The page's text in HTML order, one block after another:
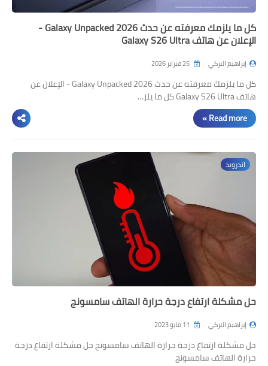
كل ما يلزمك معرفته عن حدث Galaxy Unpacked 2026 -
الإعلان عن هاتف Galaxy S26 Ultra
إبراهيم التركي
كل ما يلزمك معرفته عن حدث Galaxy Unpacked 2026 - الإعلان عن
هاتف Galaxy S26 Ultra كل ما يلز…
Read more »
اندرويد
حل مشكلة ارتفاع درجة حرارة الهاتف سامسونج
إبراهيم التركي
حل مشكلة ارتفاع درجة حرارة الهاتف سامسونج حل مشكلة ارتفاع درجة
حرارة الهاتف سامسونج